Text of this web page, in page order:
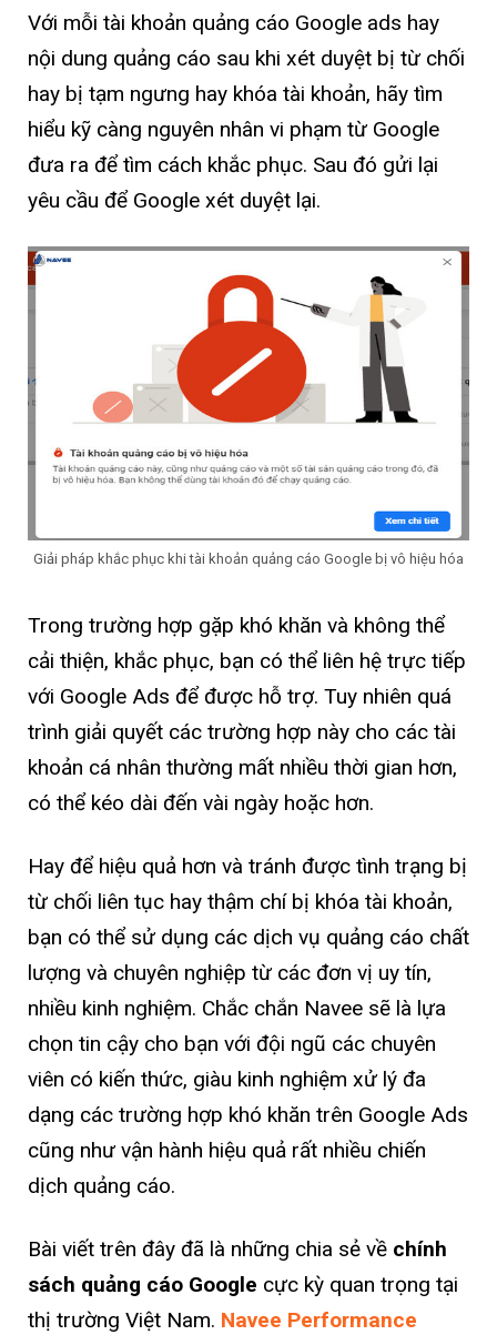
Với mỗi tài khoản quảng cáo Google ads hay
nội dung quảng cáo sau khi xét duyệt bị từ chối
hay bị tạm ngưng hay khóa tài khoản, hãy tìm
hiểu kỹ càng nguyên nhân vi phạm từ Google
đưa ra để tìm cách khắc phục. Sau đó gửi lại
yêu cầu để Google xét duyệt lại.
Giải pháp khắc phục khi tài khoản quảng cáo Google bị vô hiệu hóa
Trong trường hợp gặp khó khăn và không thể
cải thiện, khắc phục, bạn có thể liên hệ trực tiếp
với Google Ads để được hỗ trợ. Tuy nhiên quá
trình giải quyết các trường hợp này cho các tài
khoản cá nhân thường mất nhiều thời gian hơn,
có thể kéo dài đến vài ngày hoặc hơn.
Hay để hiệu quả hơn và tránh được tình trạng bị
từ chối liên tục hay thậm chí bị khóa tài khoản,
bạn có thể sử dụng các dịch vụ quảng cáo chất
lượng và chuyên nghiệp từ các đơn vị uy tín,
nhiều kinh nghiệm. Chắc chắn Navee sẽ là lựa
chọn tin cậy cho bạn với đội ngũ các chuyên
viên có kiến thức, giàu kinh nghiệm xử lý đa
dạng các trường hợp khó khăn trên Google Ads
cũng như vận hành hiệu quả rất nhiều chiến
dịch quảng cáo.
Bài viết trên đây đã là những chia sẻ về chính
sách quảng cáo Google cực kỳ quan trọng tại
thị trường Việt Nam. Navee Performance